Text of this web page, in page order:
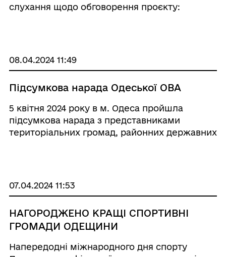
слухання щодо обговорення проєкту:
Роздільна, вул. Європ ...
08.04.2024 11:49
Підсумкова нарада Одеської ОВА
5 квітня 2024 року в м. Одеса пройшла
підсумкова нарада з представниками
територіальних громад, районних державних
розвитку фізичної кул ...
07.04.2024 11:53
НАГОРОДЖЕНО КРАЩІ СПОРТИВНІ
ГРОМАДИ ОДЕЩИНИ
Напередодні міжнародного дня спорту